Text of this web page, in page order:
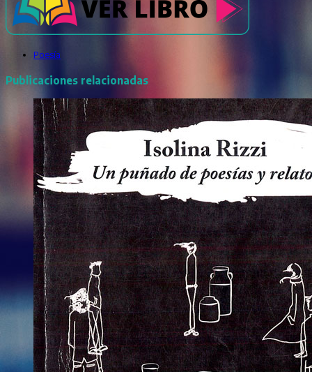
Poesía
Publicaciones relacionadas